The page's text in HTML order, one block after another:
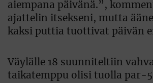
aiempana päivänä.”,
ajattelin itsekseni, mutta
kaksi puttia tuottivat päivän
Väylälle 18 suunniteltiin
taikatemppu olisi tuolla par-5